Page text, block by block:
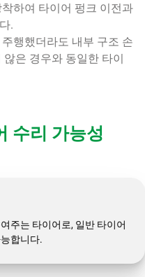
하여 타이어 펑크 이전과
.
행했더라도 내부 구조 손
은 경우와 동일한 타이
수리 가능성
주는 타이어로, 일반 타이어
합니다.